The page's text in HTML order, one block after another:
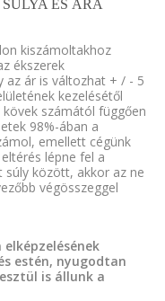
ÉS ÁRA
kiszámoltakhoz
ékszerek
az ár is változhat + / - 5
kezelésétől
számától függően
98%-ában a
emellett cégünk
lépne fel a
között, akkor az ne
végösszeggel
estén, nyugodtan
is állunk a